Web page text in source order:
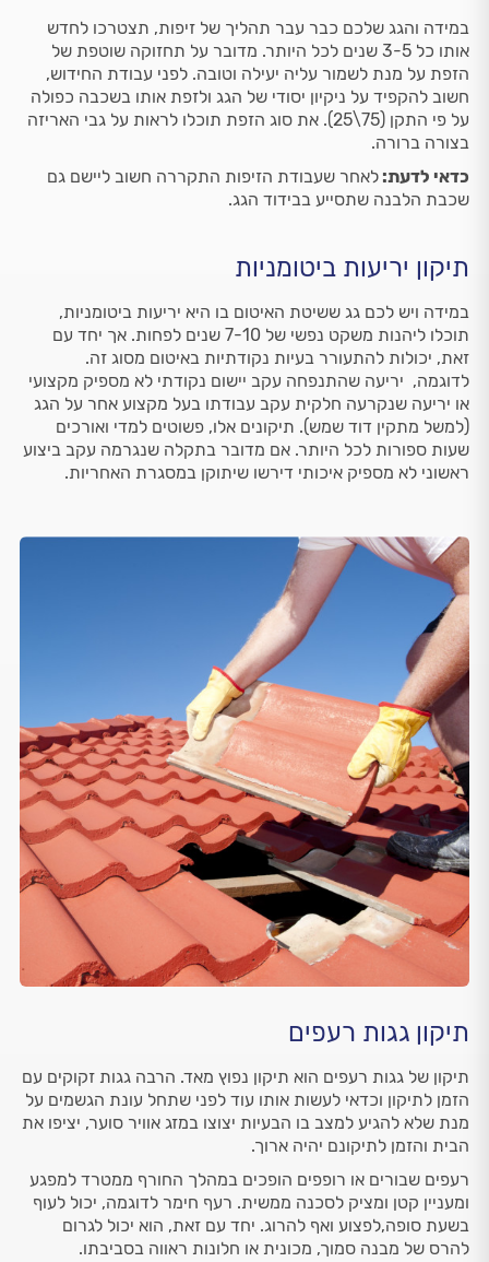
במידה והגג שלכם כבר עבר תהליך של זיפות, תצטרכו לחדש
אותו כל 3-5 שנים לכל היותר. מדובר על תחזוקה שוטפת של
הזפת על מנת לשמור עליה יעילה וטובה. לפני עבודת החידוש,
חשוב להקפיד על ניקיון יסודי של הגג ולזפת אותו בשכבה כפולה
על פי התקן (75\25). את סוג הזפת תוכלו לראות על גבי האריזה
בצורה ברורה.
כדאי לדעת: לאחר שעבודת הזיפות התקררה חשוב ליישם גם
שכבת הלבנה שתסייע בבידוד הגג.
תיקון יריעות ביטומניות
במידה ויש לכם גג ששיטת האיטום בו היא יריעות ביטומניות,
תוכלו ליהנות משקט נפשי של 7-10 שנים לפחות. אך יחד עם
זאת, יכולות להתעורר בעיות נקודתיות באיטום מסוג זה.
לדוגמה, יריעה שהתנפחה עקב יישום נקודתי לא מספיק מקצועי
או יריעה שנקרעה חלקית עקב עבודתו בעל מקצוע אחר על הגג
(למשל מתקין דוד שמש). תיקונים אלו, פשוטים למדי ואורכים
שעות ספורות לכל היותר. אם מדובר בתקלה שנגרמה עקב ביצוע
ראשוני לא מספיק איכותי דירשו שיתוקן במסגרת האחריות.
תיקון גגות רעפים
תיקון של גגות רעפים הוא תיקון נפוץ מאד. הרבה גגות זקוקים עם
הזמן לתיקון וכדאי לעשות אותו עוד לפני שתחל עונת הגשמים על
מנת שלא להגיע למצב בו הבעיות יצוצו במזג אוויר סוער, יציפו את
הבית והזמן לתיקונם יהיה ארוך.
רעפים שבורים או רופפים הופכים במהלך החורף ממטרד למפגע
ומעניין קטן ומציק לסכנה ממשית. רעף חימר לדוגמה, יכול לעוף
בשעת סופה,לפצוע ואף להרוג. יחד עם זאת, הוא יכול לגרום
להרס של מבנה סמוך, מכונית או חלונות ראווה בסביבתו.